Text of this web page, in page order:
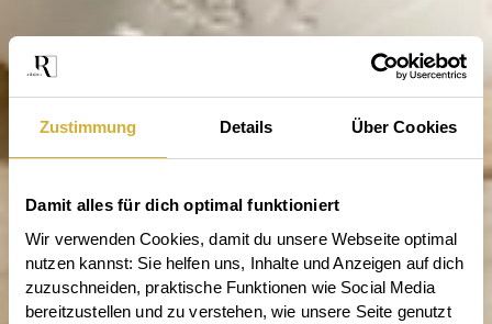
Zustimmung Details Über Cookies
Damit alles für dich optimal funktioniert
Wir verwenden Cookies, damit du unsere Webseite optimal
nutzen kannst: Sie helfen uns, Inhalte und Anzeigen auf dich
zuzuschneiden, praktische Funktionen wie Social Media
bereitzustellen und zu verstehen, wie unsere Seite genutzt